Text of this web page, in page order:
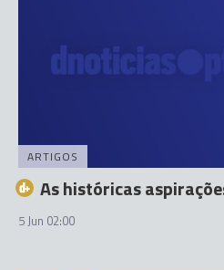
ARTIGOS
As históricas
5 Jun 02:00